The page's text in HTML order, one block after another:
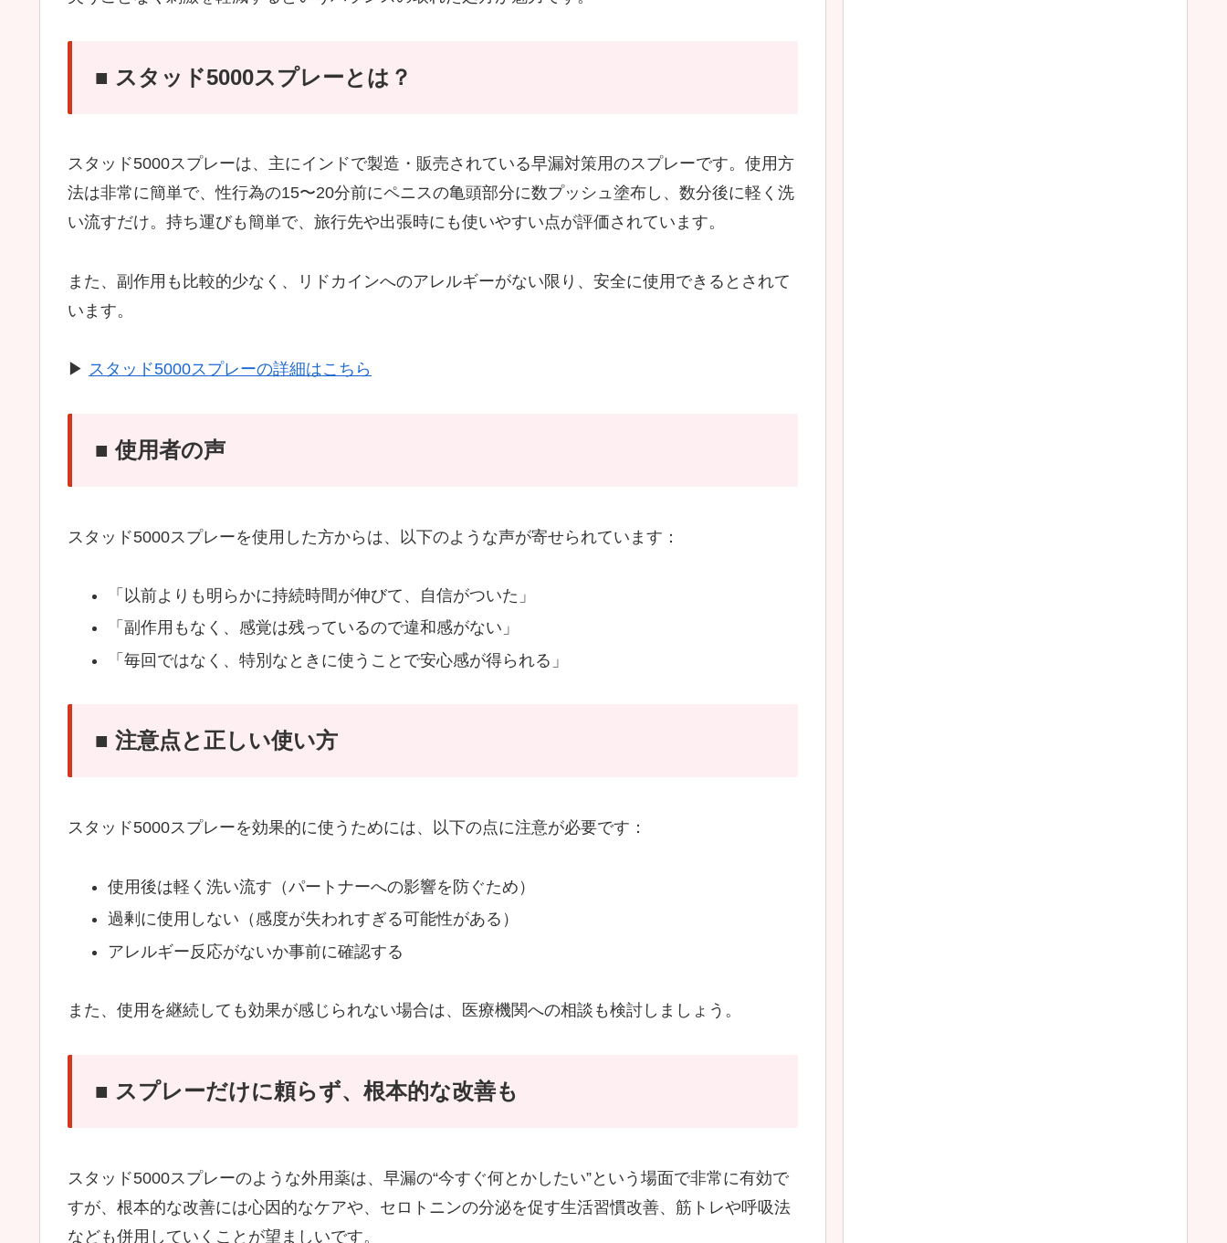
■ スタッド5000スプレーとは？
スタッド5000スプレーは、主にインドで製造・販売されている早漏対策用のスプレーです。使用方
法は非常に簡単で、性行為の15〜20分前にペニスの亀頭部分に数プッシュ塗布し、数分後に軽く洗
い流すだけ。持ち運びも簡単で、旅行先や出張時にも使いやすい点が評価されています。
また、副作用も比較的少なく、リドカインへのアレルギーがない限り、安全に使用できるとされて
います。
▶︎ スタッド5000スプレーの詳細はこちら
■ 使用者の声
スタッド5000スプレーを使用した方からは、以下のような声が寄せられています：
「以前よりも明らかに持続時間が伸びて、自信がついた」
「副作用もなく、感覚は残っているので違和感がない」
「毎回ではなく、特別なときに使うことで安心感が得られる」
■ 注意点と正しい使い方
スタッド5000スプレーを効果的に使うためには、以下の点に注意が必要です：
使用後は軽く洗い流す（パートナーへの影響を防ぐため）
過剰に使用しない（感度が失われすぎる可能性がある）
アレルギー反応がないか事前に確認する
また、使用を継続しても効果が感じられない場合は、医療機関への相談も検討しましょう。
■ スプレーだけに頼らず、根本的な改善も
スタッド5000スプレーのような外用薬は、早漏の“今すぐ何とかしたい”という場面で非常に有効で
すが、根本的な改善には心因的なケアや、セロトニンの分泌を促す生活習慣改善、筋トレや呼吸法
なども併用していくことが望ましいです。